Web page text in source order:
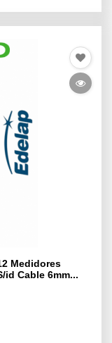
Medidores
id Cable 6mm...